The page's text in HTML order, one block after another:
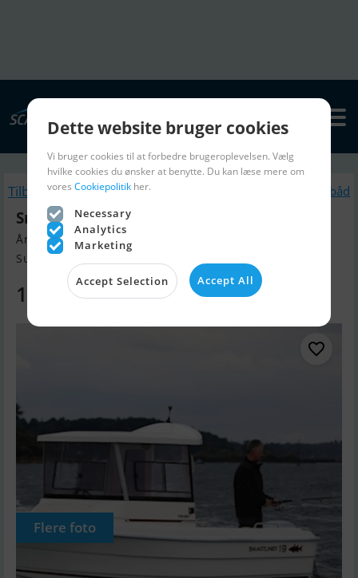
Tilbage Lignende Motorbåd
Smartliner Fisher 19
Årgang 2025, Motorbåd til salg
Sunds, Danmark
176.095 DKK
Flere foto
Dette website bruger cookies
Vi bruger cookies til at forbedre brugeroplevelsen. Vælg
hvilke cookies du ønsker at benytte. Du kan læse mere om
vores Cookiepolitik her.
Necessary
Analytics
Marketing
Accept Selection Accept All